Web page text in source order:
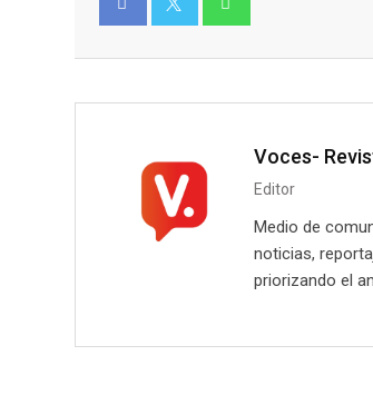
Voces-
Editor
Medio de
noticias,
priorizando el